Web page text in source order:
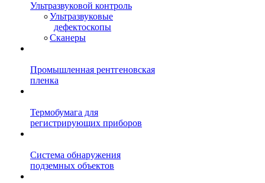
Ультразвуковой контроль
Ультразвуковые
дефектоскопы
Сканеры
Промышленная рентгеновская
пленка
Термобумага для
регистрирующих приборов
Система обнаружения
подземных объектов